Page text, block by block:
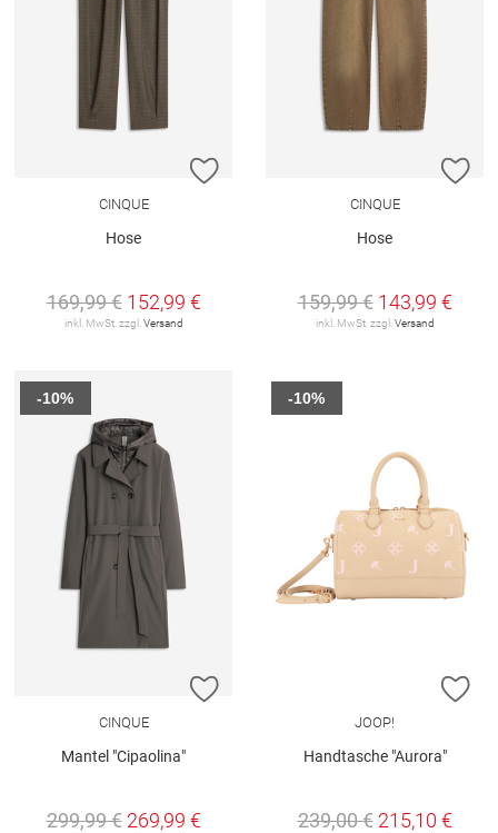
ZUR WUNSCHLISTE HINZUFÜGEN
CINQUE
Hose
169,99 € 152,99 €
inkl. MwSt. zzgl.Versand
CINQUE
Hose
159,99 € 143,99 €
inkl. MwSt. zzgl.Versand
ZUR WUNSCHLISTE HINZUFÜGEN
CINQUE
Mantel "Cipaolina"
299,99 € 269,99 €
-10%
JOOP!
Handtasche "Aurora"
239,00 € 215,10 €
-10%